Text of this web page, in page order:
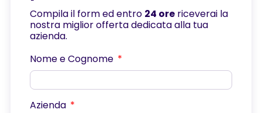
Compila il form ed entro 24 orericeverai la
nostra miglior offerta dedicata alla tua
azienda.
Nome e Cognome
Azienda